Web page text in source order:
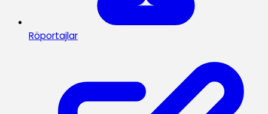
Röportajlar